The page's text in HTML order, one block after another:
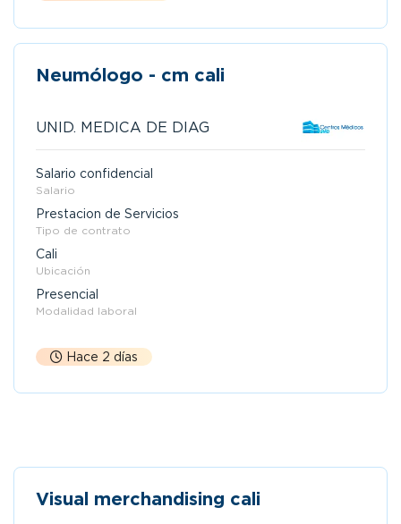
Neumólogo - cm cali
UNID. MEDICA DE DIAG
Salario confidencial
Salario
Prestacion de Servicios
Tipo de contrato
Cali
Ubicación
Presencial
Modalidad laboral
Hace 2 días
Visual merchandising cali